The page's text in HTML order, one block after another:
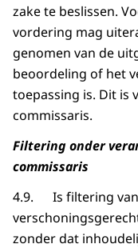
zake te beslissen.
vordering mag
genomen van de
beoordeling of het
toepassing is. Dit is
commissaris.
Filtering onder
commissaris
4.9. Is filtering van
zonder dat